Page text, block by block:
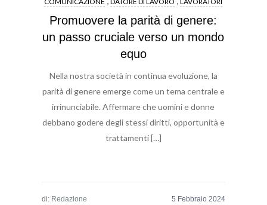
Promuovere la parità di genere:
un passo cruciale verso un mondo
equo
Nella nostra società in continua evoluzione, la
parità di genere emerge come un tema centrale e
irrinunciabile. Affermare che uomini e donne
debbano godere degli stessi diritti, opportunità e
trattamenti […]
di: Redazione